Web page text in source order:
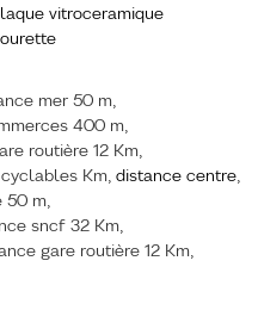
vitroceramique
mer 50 m
400 m
routière 12 Km
Km distance centre
50 m
sncf 32 Km
gare routière 12 Km